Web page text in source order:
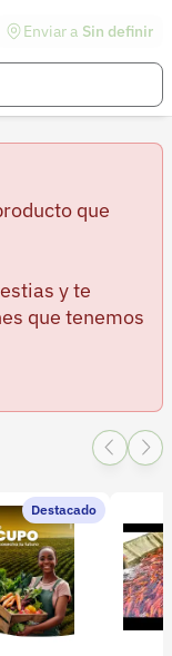
Enviar a Sin definir
que
y te
que tenemos
Destacado